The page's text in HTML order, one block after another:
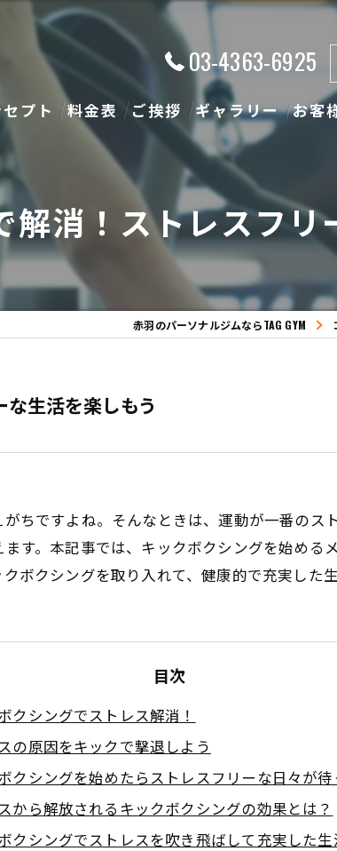
03-4363-6925
プト 料金表 ご挨拶 ギャラリー お客
解消！ストレスフリ
赤羽のパーソナルジムならTAG GYM
生活を楽しもう
ちですよね。そんなときは、運動が一番のス
す。本記事では、キックボクシングを始め
ボクシングを取り入れて、健康的で充実した
目次
クシングでストレス解消！
の原因をキックで撃退しよう
クシングを始めたらストレスフリーな日々が待
から解放されるキックボクシングの効果とは？
クシングでストレスを吹き飛ばして充実した生